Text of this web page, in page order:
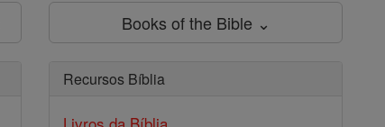
Books of the Bible ⌄
Recursos Bíblia